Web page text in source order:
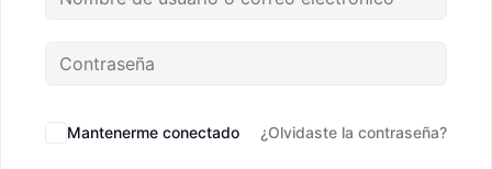
Mantenerme conectado ¿Olvidaste la contraseña?